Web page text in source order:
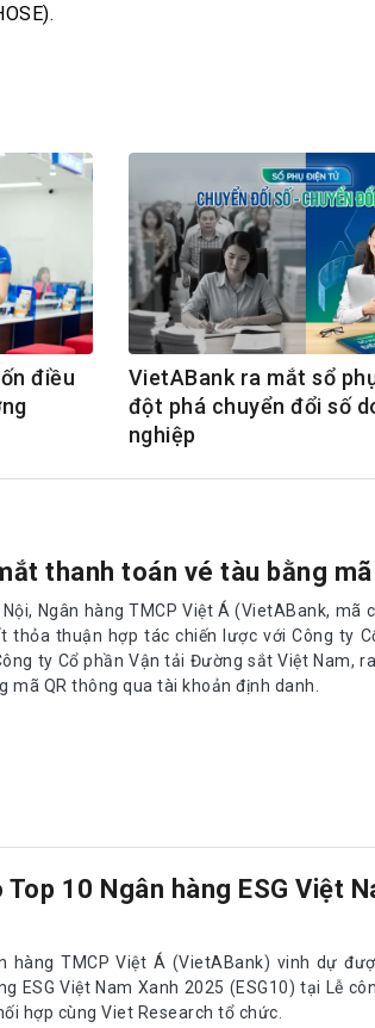
TUYỂN DỤNG
điều
VietABank ra mắt sổ
đột phá chuyển đổi số
nghiệp
thanh toán vé tàu bằng mã
Ngân hàng TMCP Việt Á (VietABank, mã
thỏa thuận hợp tác chiến lược với Công ty
ty Cổ phần Vận tải Đường sắt Việt Nam,
mã QR thông qua tài khoản định danh.
10 Ngân hàng ESG Việt
hàng TMCP Việt Á (VietABank) vinh dự
ESG Việt Nam Xanh 2025 (ESG10) tại Lễ
hợp cùng Viet Research tổ chức.